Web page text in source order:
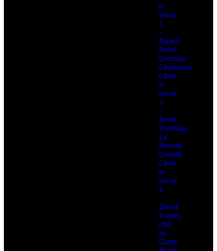
et
terroir
2
–
Patrick
Dubé,
Germain
Charlevoix
Chefs
et
terroir
3
–
Émile
Tremblay,
La
Buvette
Gentille
Chefs
et
terroir
4
–
David
Forbes,
chef
au
Camp